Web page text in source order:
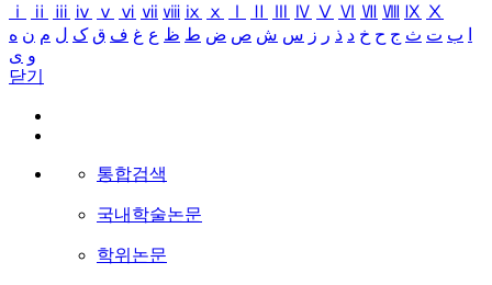
ⅰ
ⅱ ⅲ ⅳ ⅴ ⅵ ⅶ ⅷ ⅸ ⅹ Ⅳ Ⅴ Ⅵ Ⅶ Ⅷ Ⅸ Ⅹ
ب ت ث ج ح خ د ذ ر ز س ش ص ض ط ظ ع غ ف ق ک ل م ن ه
و ی
닫기
통합검색
국내학술논문
학위논문